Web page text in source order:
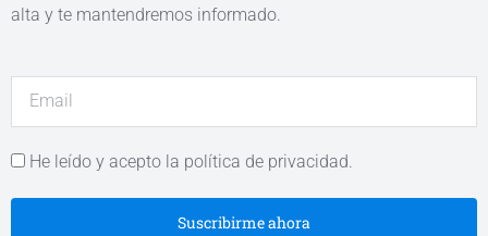
alta y te mantendremos informado.
He leído y acepto la política de privacidad.
Suscribirme ahora